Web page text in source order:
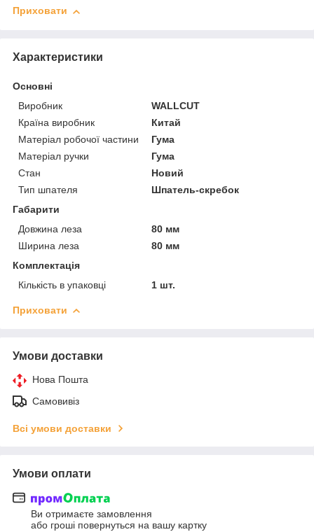
Приховати
Характеристики
Основні
Виробник
WALLCUT
Країна виробник
Китай
Матеріал робочої частини
Гума
Матеріал ручки
Гума
Стан
Новий
Тип шпателя
Шпатель-скребок
Габарити
Довжина леза
80 мм
Ширина леза
80 мм
Комплектація
Кількість в упаковці
1 шт.
Приховати
Умови доставки
Нова Пошта
Самовивіз
Всі умови доставки
Умови оплати
Ви отримаєте замовлення
або гроші повернуться на вашу картку